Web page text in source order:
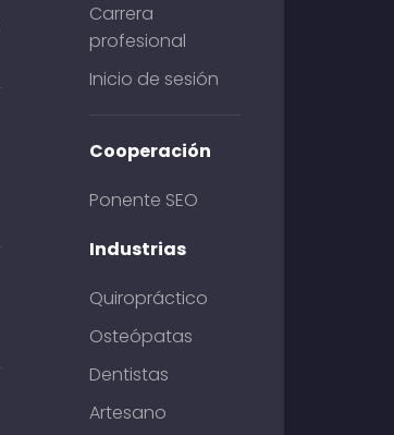
Carrera
profesional
Inicio de sesión
Cooperación
Ponente SEO
Industrias
Quiropráctico
Osteópatas
Dentistas
Artesano